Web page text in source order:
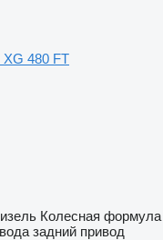
XG 480 FT
Колесная формула
задний привод